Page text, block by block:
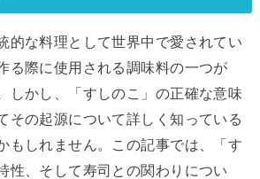
的な料理として世界中で愛されてい
る際に使用される調味料の一つが
しかし、「すしのこ」の正確な意味
その起源について詳しく知っている
もしれません。この記事では、「す
性、そして寿司との関わりについ